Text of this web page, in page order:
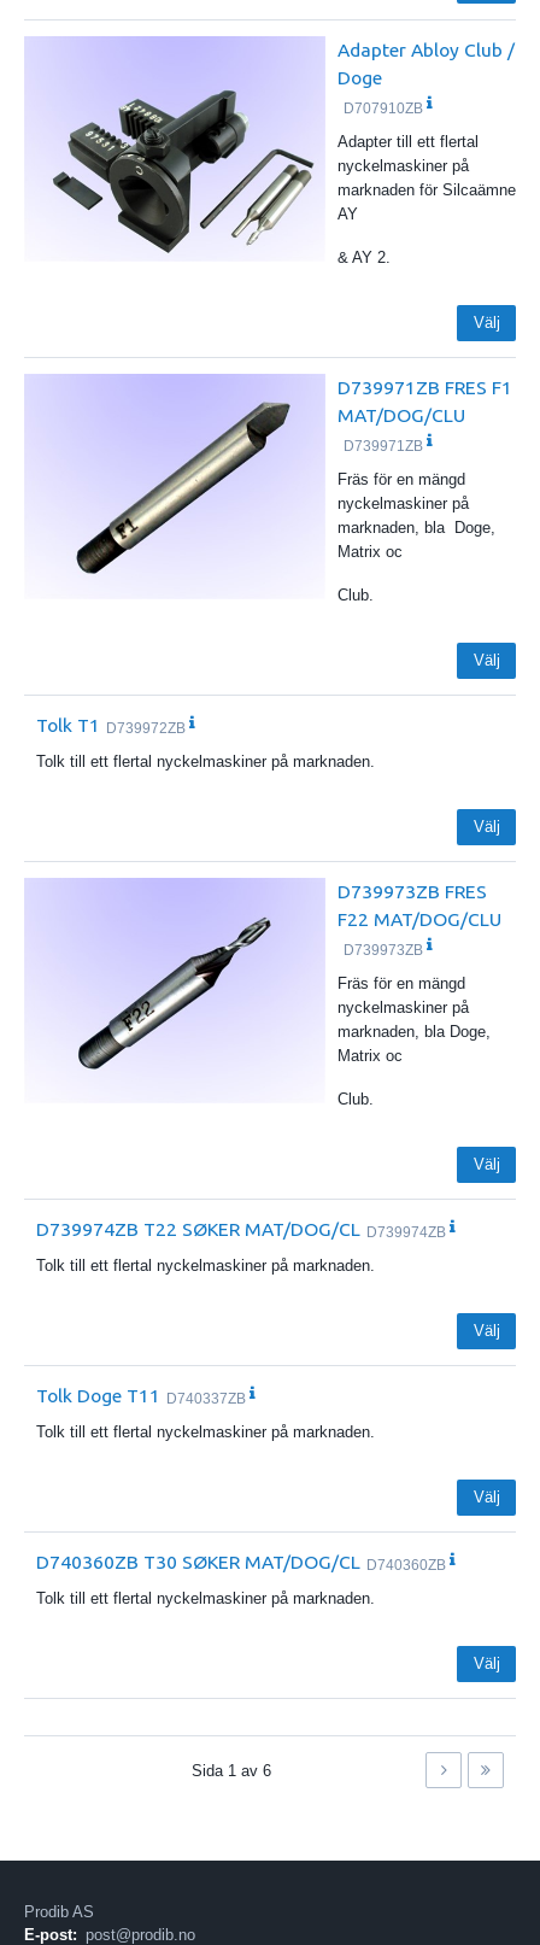
Adapter Abloy Club /
Doge
D707910ZB
Adapter till ett flertal
nyckelmaskiner på
marknaden för Silcaämne
AY
& AY 2.
Välj
D739971ZB FRES F1
MAT/DOG/CLU
D739971ZB
Fräs för en mängd
nyckelmaskiner på
marknaden, bla Doge,
Matrix oc
Club.
Välj
Tolk T1 D739972ZB
Tolk till ett flertal nyckelmaskiner på marknaden.
Välj
D739973ZB FRES
F22 MAT/DOG/CLU
D739973ZB
Fräs för en mängd
nyckelmaskiner på
marknaden, bla Doge,
Matrix oc
Club.
Välj
D739974ZB T22 SØKER MAT/DOG/CL D739974ZB
Tolk till ett flertal nyckelmaskiner på marknaden.
Välj
Tolk Doge T11 D740337ZB
Tolk till ett flertal nyckelmaskiner på marknaden.
Välj
D740360ZB T30 SØKER MAT/DOG/CL D740360ZB
Tolk till ett flertal nyckelmaskiner på marknaden.
Välj
Sida 1 av 6
Prodib AS
E-post: post@prodib.no